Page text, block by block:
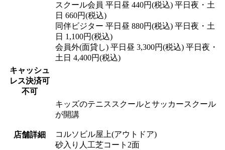
スクール会員 平日昼 440円(税込) 平日夜・土
日 660円(税込)
同伴ビジター 平日昼 880円(税込) 平日夜・土
日 1,100円(税込)
会員外(面貸し) 平日昼 3,300円(税込) 平日夜・
土日 4,400円(税込)
キャッシュ
レス決済可
不可
店舗詳細
キッズのテニススクールとサッカースクール
が開講
コルソビル屋上(アウトドア)
砂入り人工芝コート2面